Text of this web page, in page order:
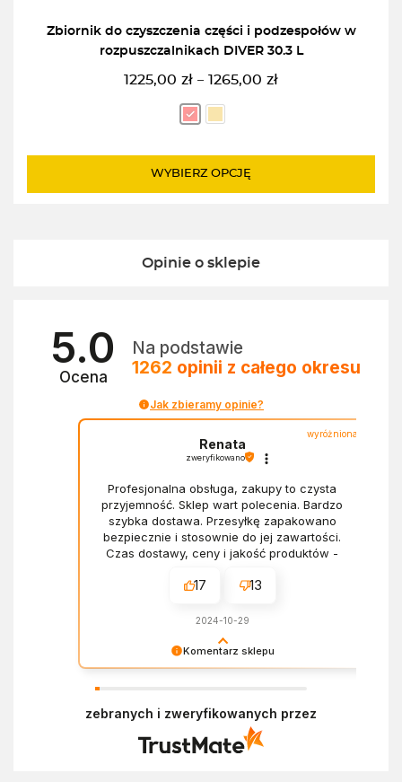
Zbiornik do czyszczenia części i podzespołów w
rozpuszczalnikach DIVER 30.3 L
1225,00 zł – 1265,00 zł
Zakres
cen:
od
do
WYBIERZ OPCJĘ
Opinie o sklepie
5.0
Ocena
Na podstawie
1262 opinii z całego okresu
Jak zbieramy opinie?
Komentarz sklepu
doświadczeniem. Z pozdrowieniami, Zespół
wyróżniona
Renata
zweryfikowano
Profesjonalna obsługa, zakupy to czysta
przyjemność. Sklep wart polecenia. Bardzo
szybka dostawa. Przesyłkę zapakowano
bezpiecznie i stosownie do jej zawartości.
Czas dostawy, ceny i jakość produktów -
17 13
2024-10-29
zebranych i zweryfikowanych przez